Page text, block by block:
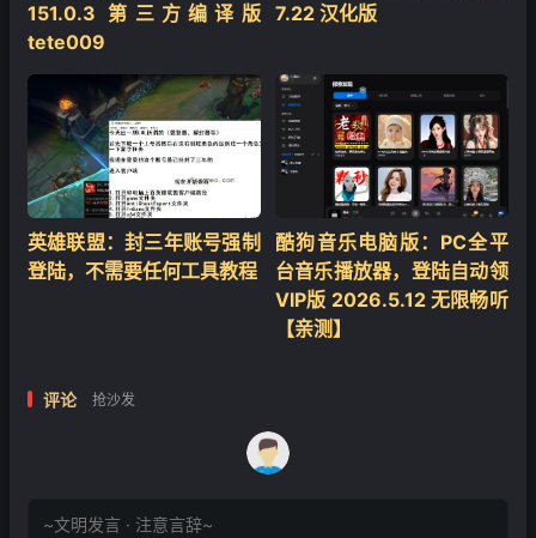
151.0.3 第三方编译版
tete009
7.22 汉化版
英雄联盟：封三年账号强制
登陆，不需要任何工具教程
酷狗音乐电脑版：PC全平
台音乐播放器，登陆自动领
VIP版 2026.5.12 无限畅听
【亲测】
评论 抢沙发
❄